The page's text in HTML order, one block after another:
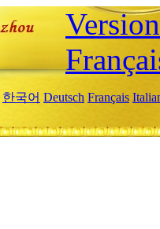
한국어 Deutsch Français